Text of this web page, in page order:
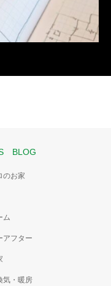
BLOG
のお家
ム
アフター
気・暖房